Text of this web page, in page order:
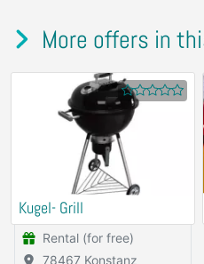
More offers in
Kugel- Grill
Rental (for free)
78467 Konstanz